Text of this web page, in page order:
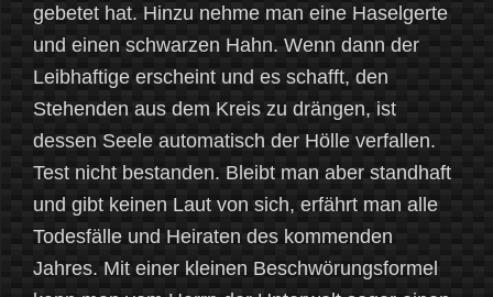
gebetet hat. Hinzu nehme man eine Haselgerte
und einen schwarzen Hahn. Wenn dann der
Leibhaftige erscheint und es schafft, den
Stehenden aus dem Kreis zu drängen, ist
dessen Seele automatisch der Hölle verfallen.
Test nicht bestanden. Bleibt man aber standhaft
und gibt keinen Laut von sich, erfährt man alle
Todesfälle und Heiraten des kommenden
Jahres. Mit einer kleinen Beschwörungsformel